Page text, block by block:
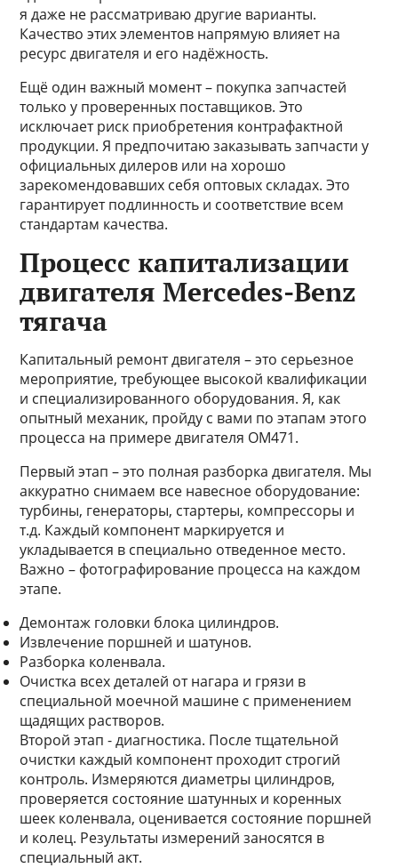
я даже не рассматриваю другие варианты.
Качество этих элементов напрямую влияет на
ресурс двигателя и его надёжность.
Ещё один важный момент – покупка запчастей
только у проверенных поставщиков. Это
исключает риск приобретения контрафактной
продукции. Я предпочитаю заказывать запчасти у
официальных дилеров или на хорошо
зарекомендовавших себя оптовых складах. Это
гарантирует подлинность и соответствие всем
стандартам качества.
Процесс капитализации
двигателя Mercedes-Benz
тягача
Капитальный ремонт двигателя – это серьезное
мероприятие, требующее высокой квалификации
и специализированного оборудования. Я, как
опытный механик, пройду с вами по этапам этого
процесса на примере двигателя OM471.
Первый этап – это полная разборка двигателя. Мы
аккуратно снимаем все навесное оборудование:
турбины, генераторы, стартеры, компрессоры и
т.д. Каждый компонент маркируется и
укладывается в специально отведенное место.
Важно – фотографирование процесса на каждом
этапе.
Демонтаж головки блока цилиндров.
Извлечение поршней и шатунов.
Разборка коленвала.
Очистка всех деталей от нагара и грязи в
специальной моечной машине с применением
щадящих растворов.
Второй этап - диагностика. После тщательной
очистки каждый компонент проходит строгий
контроль. Измеряются диаметры цилиндров,
проверяется состояние шатунных и коренных
шеек коленвала, оценивается состояние поршней
и колец. Результаты измерений заносятся в
специальный акт.